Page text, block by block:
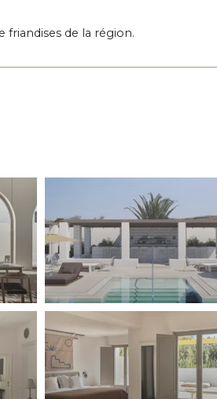
friandises de la région.